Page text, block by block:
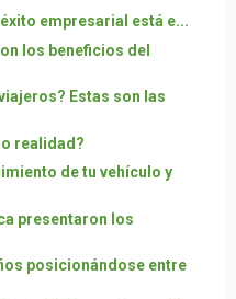
empresarial está e...
los beneficios del
Estas son las
realidad?
de tu vehículo y
presentaron los
posicionándose entre